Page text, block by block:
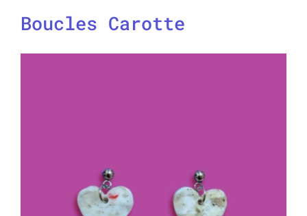
Boucles Carotte